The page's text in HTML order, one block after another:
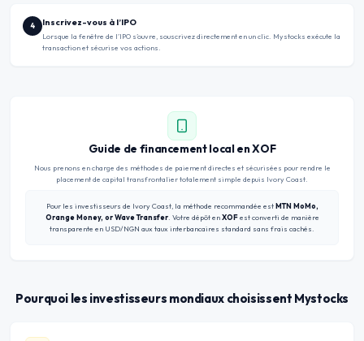
4 Inscrivez-vous à l’IPO
Lorsque la fenêtre de l’IPO s’ouvre, souscrivez directement en un clic. Mystocks exécute la
transaction et sécurise vos actions.
Guide de financement local en XOF
Nous prenons en charge des méthodes de paiement directes et sécurisées pour rendre le
placement de capital transfrontalier totalement simple depuis Ivory Coast.
Pour les investisseurs de Ivory Coast, la méthode recommandée estMTN MoMo,
Orange Money, or Wave Transfer. Votre dépôt enXOFest converti de manière
transparente en USD/NGN aux taux interbancaires standard sans frais cachés.
Pourquoi les investisseurs mondiaux choisissent Mystocks